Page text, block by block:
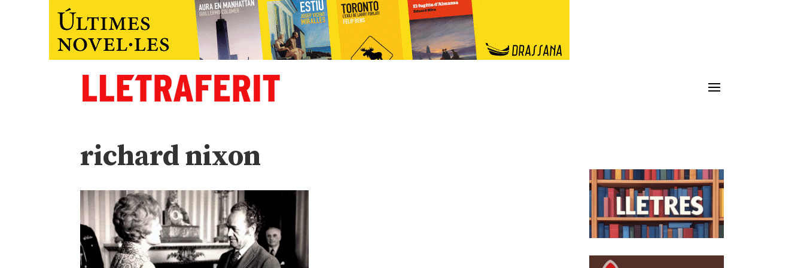
richard nixon